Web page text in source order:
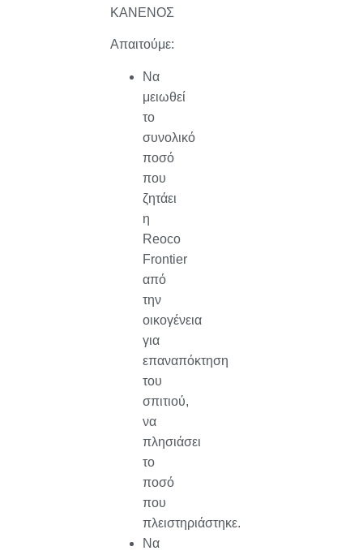
ΚΑΝΕΝΟΣ
Απαιτούμε:
Να
μειωθεί
το
συνολικό
ποσό
που
ζητάει
η
Reoco
Frontier
από
την
οικογένεια
για
επαναπόκτηση
του
σπιτιού,
να
πλησιάσει
το
ποσό
που
πλειστηριάστηκε.
Να